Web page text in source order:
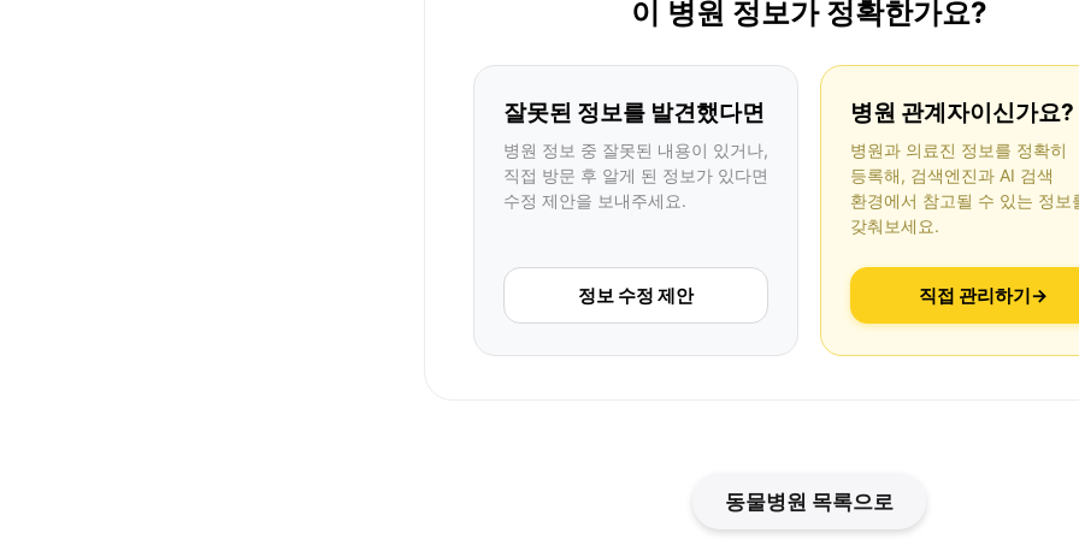
이 병원 정보가 정확한가요?
잘못된 정보를 발견했다면
병원 정보 중 잘못된 내용이 있거나,
직접 방문 후 알게 된 정보가 있다면
수정 제안을 보내주세요.
정보 수정 제안
병원 관계자이신가요?
병원과 의료진 정보를 정확히
등록해, 검색엔진과 AI 검색
환경에서 참고될 수 있는 정보
갖춰보세요.
직접 관리하기→
동물병원 목록으로